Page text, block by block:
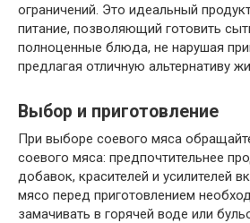
ограничений. Это идеальный
питание, позволяющий готовить
полноценные блюда, не нарушая
предлагая отличную альтернативу
Выбор и приготовление
При выборе соевого мяса
соевого мяса: предпочтительнее
добавок, красителей и усилителей
мясо перед приготовлением
замачивать в горячей воде или